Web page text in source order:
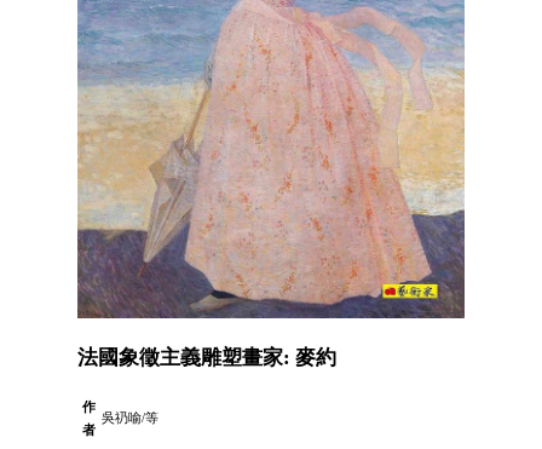
法國象徵主義雕塑畫家: 麥約
作
者
吳礽喻/等